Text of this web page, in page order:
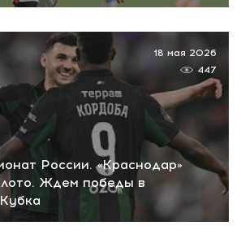
России. «Краснодар»
Ждем победы в
18 мая 2026
447